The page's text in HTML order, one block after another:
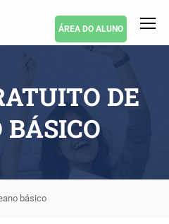
ÁREA DO ALUNO
DE
BÁSICO
básico